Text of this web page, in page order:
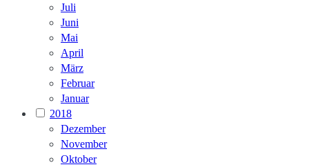
Juli
Juni
Mai
April
März
Februar
Januar
2018
Dezember
November
Oktober